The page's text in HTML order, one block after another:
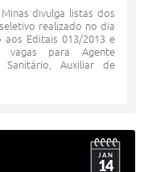
divulga listas dos
realizado no dia
aos Editais 013/2013 e
vagas para Agente
Sanitário, Auxiliar de
JAN
14